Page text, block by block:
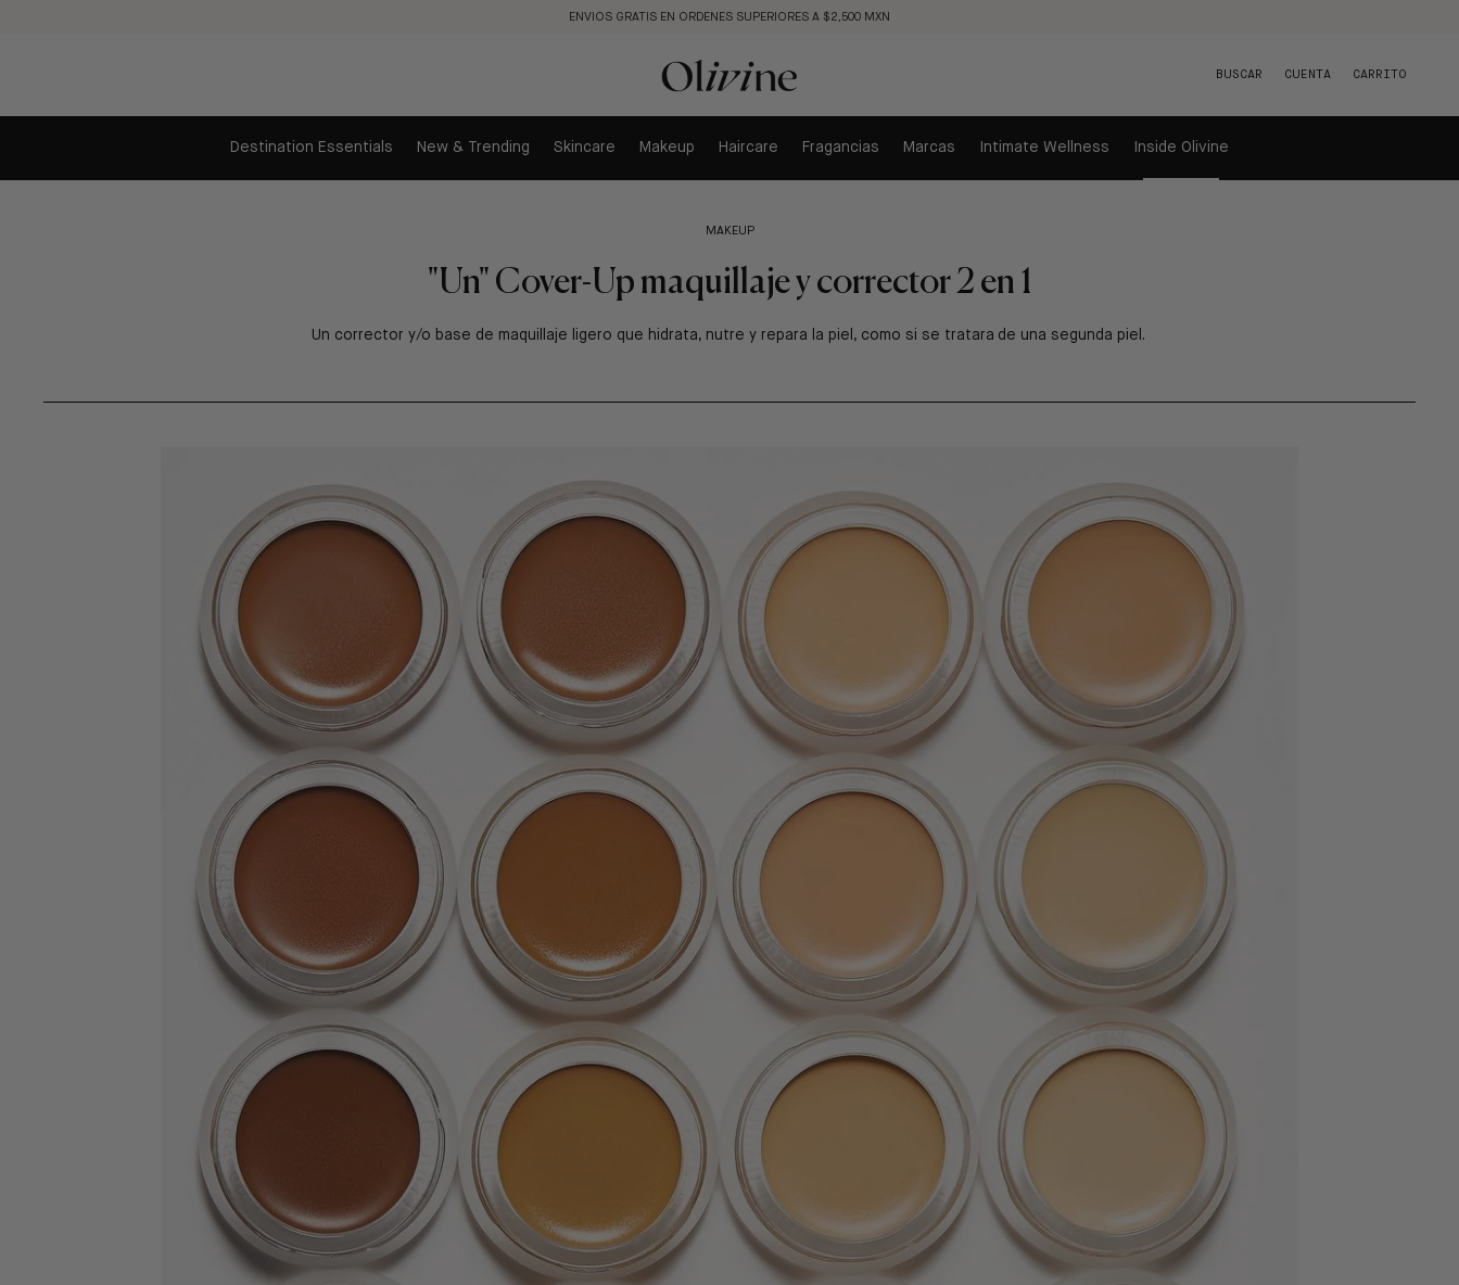
ENVIOS GRATIS EN ORDENES SUPERIORES A $2,500 MXN
BUSCAR CUENTA CARRITO
Destination Essentials New & Trending Skincare Makeup Haircare Fragancias Marcas Intimate Wellness Inside Olivine
MAKEUP
"Un" Cover-Up maquillaje y corrector 2 en 1
Un corrector y/o base de maquillaje ligero que hidrata, nutre y repara la piel, como si se tratara de una segunda piel.